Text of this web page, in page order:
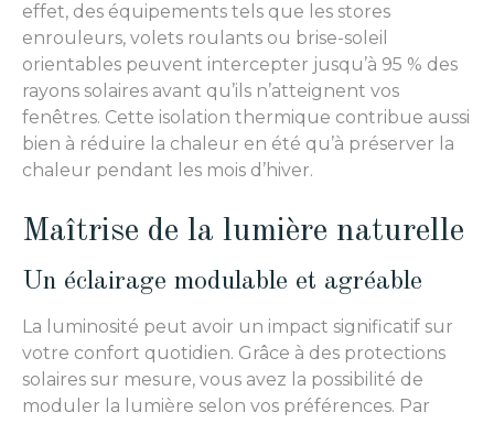
effet, des équipements tels que les stores
enrouleurs, volets roulants ou brise-soleil
orientables peuvent intercepter jusqu’à 95 % des
rayons solaires avant qu’ils n’atteignent vos
fenêtres. Cette isolation thermique contribue aussi
bien à réduire la chaleur en été qu’à préserver la
chaleur pendant les mois d’hiver.
Maîtrise de la lumière naturelle
Un éclairage modulable et agréable
La luminosité peut avoir un impact significatif sur
votre confort quotidien. Grâce à des protections
solaires sur mesure, vous avez la possibilité de
moduler la lumière selon vos préférences. Par